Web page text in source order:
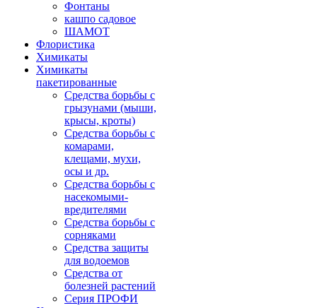
Фонтаны
кашпо садовое
ШАМОТ
Флористика
Химикаты
Химикаты
пакетированные
Средства борьбы с
грызунами (мыши,
крысы, кроты)
Средства борьбы с
комарами,
клещами, мухи,
осы и др.
Средства борьбы с
насекомыми-
вредителями
Средства борьбы с
сорняками
Средства защиты
для водоемов
Средства от
болезней растений
Серия ПРОФИ